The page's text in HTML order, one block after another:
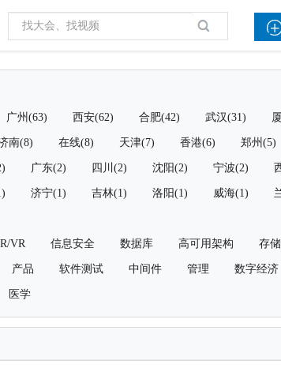
广州(63) 西安(62) 合肥(42) 武汉(31)
南(8) 在线(8) 天津(7) 香港(6) 郑州(5)
广东(2) 四川(2) 沈阳(2) 宁波(2)
济宁(1) 吉林(1) 洛阳(1) 威海(1)
VR 信息安全 数据库 高可用架构 存储
产品 软件测试 中间件 管理 数字经济
医学